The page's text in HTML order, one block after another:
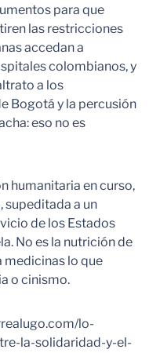
para que
las restricciones
accedan a
colombianos, y
a los
Bogotá y la percusión
eso no es
humanitaria en curso,
supeditada a un
de los Estados
No es la nutrición de
medicinas lo que
o cinismo.
lo-
la-solidaridad-y-el-